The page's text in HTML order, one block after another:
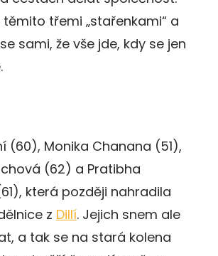
třemi „stařenkami“ a
sami, že vše jde, kdy se jen
(60), Monika Chanana (51),
(62) a Pratibha
která později nahradila
z Dillí. Jejich snem ale
a tak se na stará kolena